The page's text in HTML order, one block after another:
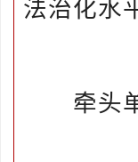
法治化水
牵头单